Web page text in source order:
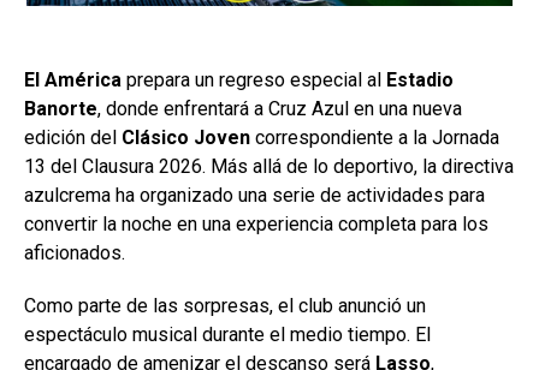
El América prepara un regreso especial al Estadio
Banorte, donde enfrentará a Cruz Azul en una nueva
edición del Clásico Joven correspondiente a la Jornada
13 del Clausura 2026. Más allá de lo deportivo, la directiva
azulcrema ha organizado una serie de actividades para
convertir la noche en una experiencia completa para los
aficionados.
Como parte de las sorpresas, el club anunció un
espectáculo musical durante el medio tiempo. El
encargado de amenizar el descanso será Lasso,